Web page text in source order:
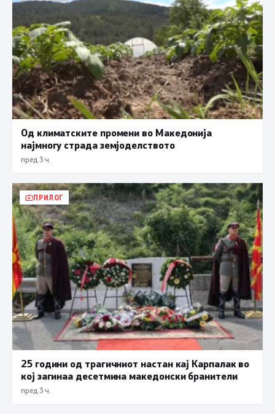
Од климатските промени во Македонија
најмногу страда земјоделството
пред 3 ч.
ПРИЛОГ
25 години од трагичниот настан кај Карпалак во
кој загинаа десетмина македонски бранители
пред 3 ч.